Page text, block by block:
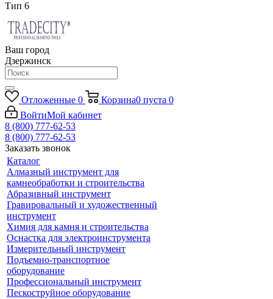
Тип 6
Ваш город
Дзержинск
Отложенные 0 Корзина0 пуста 0
ВойтиМой кабинет
8 (800) 777-62-53
8 (800) 777-62-53
Заказать звонок
Каталог
Алмазный инструмент для
камнеобработки и строительства
Абразивный инструмент
Гравировальный и художественный
инструмент
Химия для камня и строительства
Оснастка для электроинструмента
Измерительный инструмент
Подъемно-транспортное
оборудование
Профессиональный инструмент
Пескоструйное оборудование